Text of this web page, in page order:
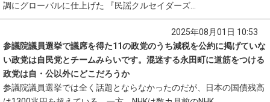
調にグローバルに仕上げた 『民謡クルセイダーズ...
2025年08月01日 10:53
参議院議員選挙で議席を得た11の政党のうち減税を公約に掲げていな
い政党は自民党とチームみらいです。混迷する永田町に道筋をつける
政党は自・公以外にどこだろうか
参議院議員選挙では全く話題とならなかったのだが、日本の国債残高